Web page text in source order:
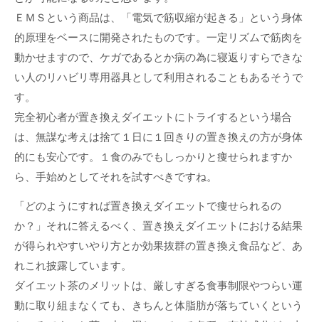
ＥＭＳという商品は、「電気で筋収縮が起きる」という身体
的原理をベースに開発されたものです。一定リズムで筋肉を
動かせますので、ケガであるとか病の為に寝返りすらできな
い人のリハビリ専用器具として利用されることもあるそうで
す。
完全初心者が置き換えダイエットにトライするという場合
は、無謀な考えは捨て１日に１回きりの置き換えの方が身体
的にも安心です。１食のみでもしっかりと痩せられますか
ら、手始めとしてそれを試すべきですね。
「どのようにすれば置き換えダイエットで痩せられるの
か？」それに答えるべく、置き換えダイエットにおける結果
が得られやすいやり方とか効果抜群の置き換え食品など、あ
れこれ披露しています。
ダイエット茶のメリットは、厳しすぎる食事制限やつらい運
動に取り組まなくても、きちんと体脂肪が落ちていくという